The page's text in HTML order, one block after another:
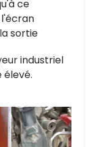
ce
sortie
industriel
élevé.